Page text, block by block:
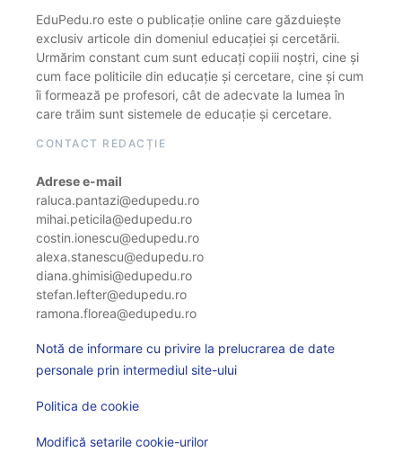
EduPedu.ro este o publicație online care găzduiește
exclusiv articole din domeniul educației și cercetării.
Urmărim constant cum sunt educați copiii noștri, cine și
cum face politicile din educație și cercetare, cine și cum
îi formează pe profesori, cât de adecvate la lumea în
care trăim sunt sistemele de educație și cercetare.
CONTACT REDACȚIE
Adrese e-mail
raluca.pantazi@edupedu.ro
mihai.peticila@edupedu.ro
costin.ionescu@edupedu.ro
alexa.stanescu@edupedu.ro
diana.ghimisi@edupedu.ro
stefan.lefter@edupedu.ro
ramona.florea@edupedu.ro
Notă de informare cu privire la prelucrarea de date
personale prin intermediul site-ului
Politica de cookie
Modifică setarile cookie-urilor